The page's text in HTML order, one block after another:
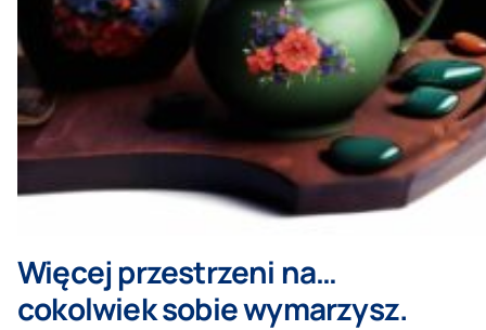
Więcej przestrzeni na…
cokolwiek sobie wymarzysz.